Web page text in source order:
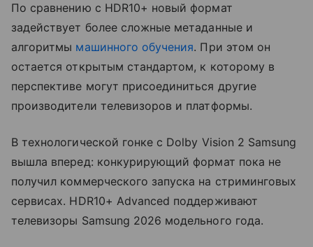
По сравнению с HDR10+ новый формат
задействует более сложные метаданные и
алгоритмы машинного обучения. При этом он
остается открытым стандартом, к которому в
перспективе могут присоединиться другие
производители телевизоров и платформы.
В технологической гонке с Dolby Vision 2 Samsung
вышла вперед: конкурирующий формат пока не
получил коммерческого запуска на стриминговых
сервисах. HDR10+ Advanced поддерживают
телевизоры Samsung 2026 модельного года.